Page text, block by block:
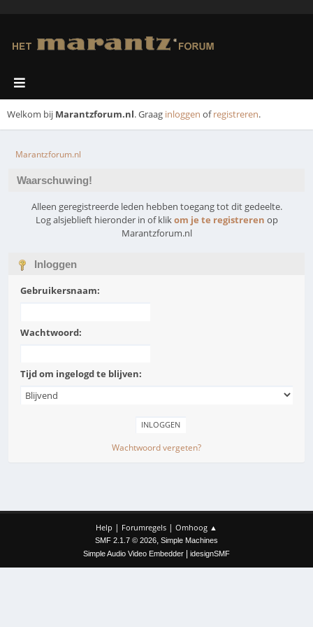
Welkom bij Marantzforum.nl. Graag inloggen ofregistreren.
Marantzforum.nl
Waarschuwing!
Alleen geregistreerde leden hebben toegang tot dit gedeelte.
Log alsjeblieft hieronder in of klikom je te registreren op
Marantzforum.nl
Inloggen
Gebruikersnaam:
Wachtwoord:
Tijd om ingelogd te blijven:
Wachtwoord vergeten?
Help | Forumregels | Omhoog ▲
SMF 2.1.7 © 2026, Simple Machines
Simple Audio Video Embedder
idesignSMF